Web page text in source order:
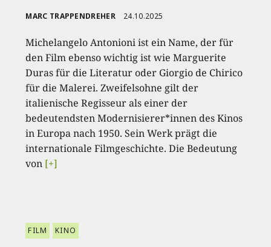
MARC TRAPPENDREHER 24.10.2025
Michelangelo Antonioni ist ein Name, der für
den Film ebenso wichtig ist wie Marguerite
Duras für die Literatur oder Giorgio de Chirico
für die Malerei. Zweifelsohne gilt der
italienische Regisseur als einer der
bedeutendsten Modernisierer*innen des Kinos
in Europa nach 1950. Sein Werk prägt die
internationale Filmgeschichte. Die Bedeutung
von [+]
FILM KINO